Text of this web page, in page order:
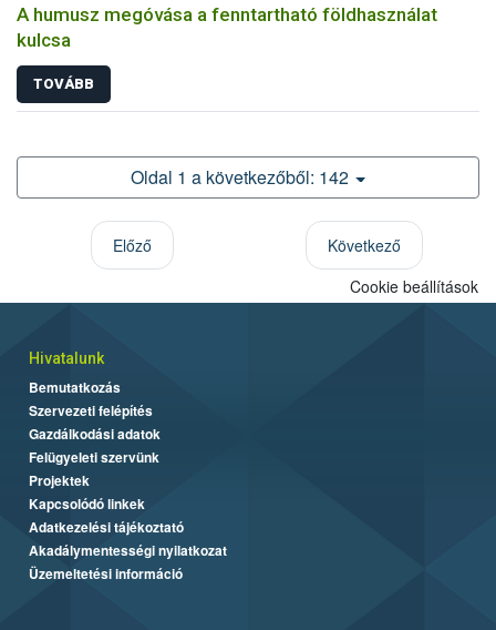
A humusz megóvása a fenntartható földhasználat
kulcsa
TOVÁBB
Oldal 1 a következőből: 142
Előző
Következő
Cookie beállítások
Hivatalunk
Bemutatkozás
Szervezeti felépítés
Gazdálkodási adatok
Felügyeleti szervünk
Projektek
Kapcsolódó linkek
Adatkezelési tájékoztató
Akadálymentességi nyilatkozat
Üzemeltetési információ